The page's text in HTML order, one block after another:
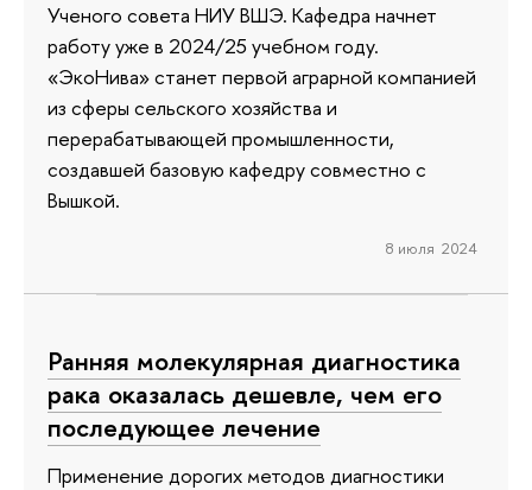
Ученого совета НИУ ВШЭ. Кафедра начнет
работу уже в 2024/25 учебном году.
«ЭкоНива» станет первой аграрной компанией
из сферы сельского хозяйства и
перерабатывающей промышленности,
создавшей базовую кафедру совместно с
Вышкой.
8 июля 2024
Ранняя молекулярная диагностика
рака оказалась дешевле, чем его
последующее лечение
Применение дорогих методов диагностики